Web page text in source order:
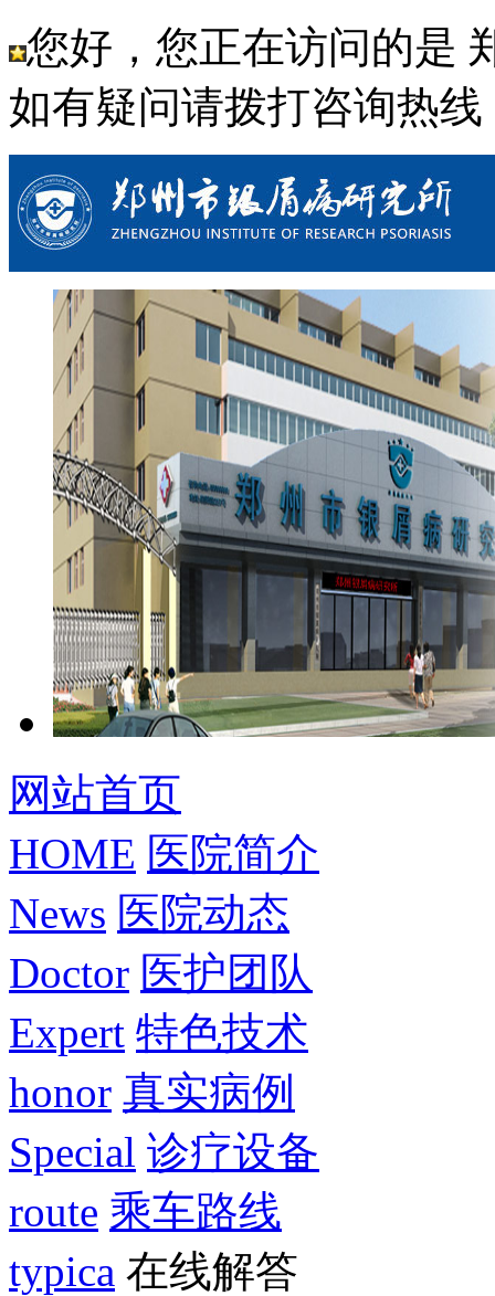
您好，您正在访问的是
如有疑问请拨打咨询热线
网站首页
HOME 医院简介
News 医院动态
Doctor 医护团队
Expert 特色技术
honor 真实病例
Special 诊疗设备
route 乘车路线
typica 在线解答